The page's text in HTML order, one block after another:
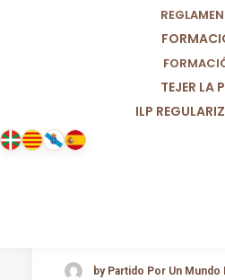
TEJER LA
ILP
by Partido Por Un